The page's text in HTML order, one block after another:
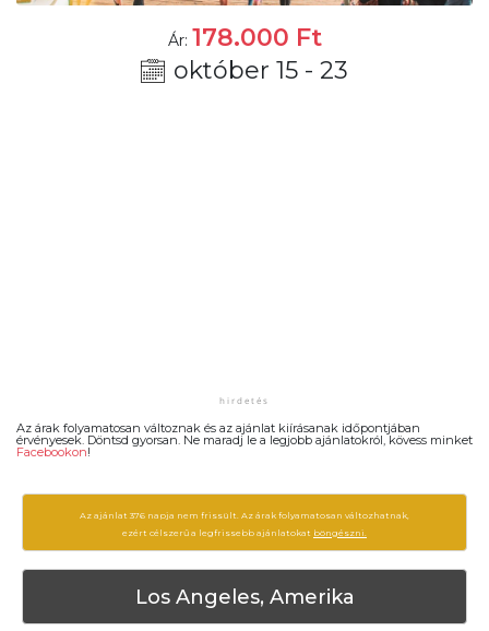
Ár: 178.000 Ft
október 15 - 23
Az árak folyamatosan változnak és az ajánlat kiírásanak időpontjában
érvényesek. Döntsd gyorsan. Ne maradj le a legjobb ajánlatokról, kövess minket
Facebookon!
Az ajánlat 376 napja nem frissült. Az árak folyamatosan változhatnak,
ezért célszerű a legfrissebb ajánlatokat böngészni.
Los Angeles, Amerika